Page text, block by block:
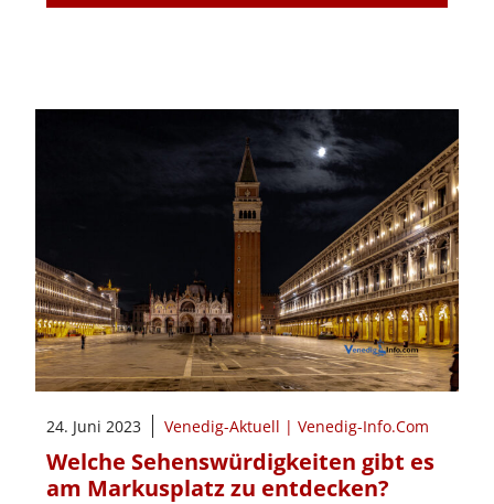
24. Juni 2023 Venedig-Aktuell | Venedig-Info.Com
Welche Sehenswürdigkeiten gibt es
am Markusplatz zu entdecken?